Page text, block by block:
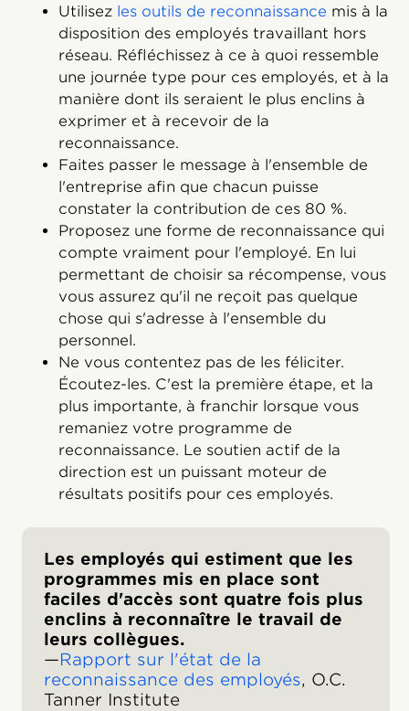
Utilisez les outils de reconnaissance mis à la
disposition des employés travaillant hors
réseau. Réfléchissez à ce à quoi ressemble
une journée type pour ces employés, et à la
manière dont ils seraient le plus enclins à
exprimer et à recevoir de la
reconnaissance.
Faites passer le message à l'ensemble de
l'entreprise afin que chacun puisse
constater la contribution de ces 80 %.
Proposez une forme de reconnaissance qui
compte vraiment pour l'employé. En lui
permettant de choisir sa récompense, vous
vous assurez qu'il ne reçoit pas quelque
chose qui s'adresse à l'ensemble du
personnel.
Ne vous contentez pas de les féliciter.
Écoutez-les. C'est la première étape, et la
plus importante, à franchir lorsque vous
remaniez votre programme de
reconnaissance. Le soutien actif de la
direction est un puissant moteur de
résultats positifs pour ces employés.
Les employés qui estiment que les
programmes mis en place sont
faciles d'accès sont quatre fois plus
enclins à reconnaître le travail de
leurs collègues.
—Rapport sur l'état de la
reconnaissance des employés, O.C.
Tanner Institute